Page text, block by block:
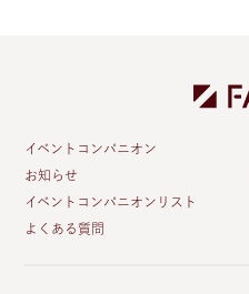
イベントコンパニオン
お知らせ
イベントコンパニオンリスト
よくある質問